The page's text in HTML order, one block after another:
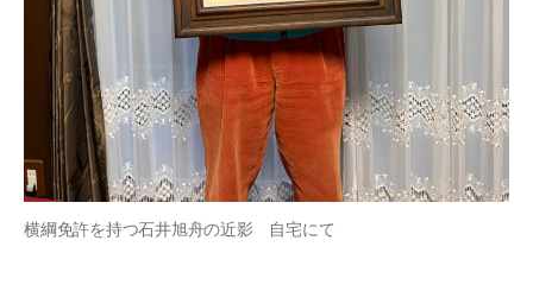
横綱免許を持つ石井旭舟の近影 自宅にて